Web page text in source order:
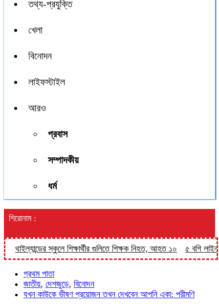
তথ্য-প্রযুক্তি
খেলা
বিনোদন
লাইফস্টাইল
আরও
প্রবাস
সম্পাদকীয়
ধর্ম
শিরোনাম :
থাইল্যান্ডের স্কুলে শিক্ষার্থীর গুলিতে শিক্ষক নিহত, আহত ১০ ৫ বগি লাইনচ্যুত,
প্রথম পাতা
জাতীয়, দেশজুড়ে, বিনোদন
যখন কাউকে ভীষণ প্রয়োজন তখন দেখবেন আপনি একা: পরীমণি